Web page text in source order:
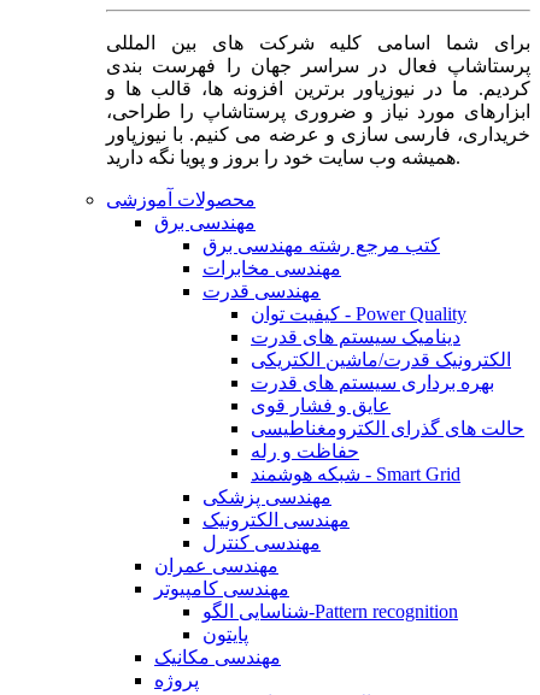
برای شما اسامی کلیه شرکت های بین المللی
پرستاشاپ فعال در سراسر جهان را فهرست بندی
کردیم. ما در نیوزپاور برترین افزونه ها، قالب ها و
ابزارهای مورد نیاز و ضروری پرستاشاپ را طراحی،
خریداری، فارسی سازی و عرضه می کنیم. با نیوزپاور
همیشه وب سایت خود را بروز و پویا نگه دارید.
محصولات آموزشی
مهندسی برق
کتب مرجع رشته مهندسی برق
مهندسی مخابرات
مهندسی قدرت
کیفیت توان - Power Quality
دینامیک سیستم های قدرت
الکترونیک قدرت/ماشین الکتریکی
بهره برداری سیستم های قدرت
عایق و فشار قوی
حالت های گذرای الکترومغناطیسی
حفاظت و رله
شبکه هوشمند - Smart Grid
مهندسی پزشکی
مهندسی الکترونیک
مهندسی کنترل
مهندسی عمران
مهندسی کامپیوتر
شناسایی الگو-Pattern recognition
پایتون
مهندسی مکانیک
پروژه